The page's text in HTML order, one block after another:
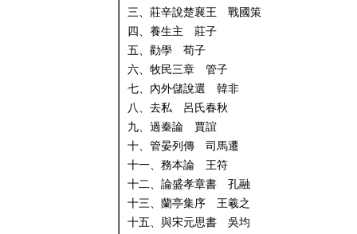
三、莊辛說楚襄王 戰國策
四、養生主 莊子
五、勸學 荀子
六、牧民三章 管子
七、內外儲說選 韓非
八、去私 呂氏春秋
九、過秦論 賈誼
十、管晏列傳 司馬遷
十一、務本論 王符
十二、論盛孝章書 孔融
十三、蘭亭集序 王羲之
十五、與宋元思書 吳均